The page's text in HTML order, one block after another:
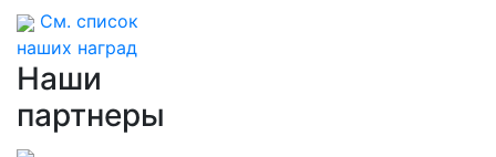
См. список
наших наград
Наши
партнеры